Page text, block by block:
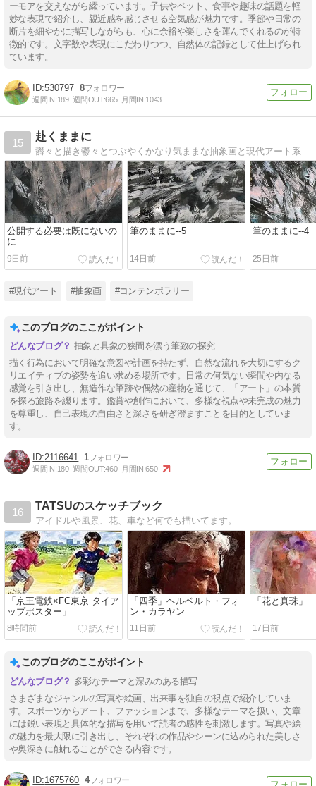
ーモアを交えながら綴っています。子供やペット、食事や趣味の話題を軽
妙な表現で紹介し、親近感を感じさせる空気感が魅力です。季節や日常の
断片を細やかに描写しながらも、心に余裕や楽しさを運んでくれるのが特
徴的です。文字数や表現にこだわりつつ、自然体の記録として仕上げられ
ています。
530797 8
週間IN:189 週間OUT:665 月間IN:1043
15
赴くままに
公開する必要は既にないの
に
9日前
筆のままに--5
14日前
筆のままに--4
25日前
#現代アート #抽象画 #コンテンポラリー
このブログのここがポイント
抽象と具象の狭間を漂う筆致の探究
描く行為において明確な意図や計画を持たず、自然な流れを大切にするク
リエイティブの姿勢を追い求める場所です。日常の何気ない瞬間や内なる
感覚を引き出し、無造作な筆跡や偶然の産物を通じて、「アート」の本質
を探る旅路を綴ります。鑑賞や創作において、多様な視点や未完成の魅力
を尊重し、自己表現の自由さと深さを研ぎ澄ますことを目的としていま
す。
2116641 1
週間IN:180 週間OUT:460 月間IN:650
16
TATSUのスケッチブック
アイドルや風景、花、車など何でも描いてます。
「京王電鉄×FC東京 タイア
ップポスター」
8時間前
「四季」ヘルベルト・フォ
ン・カラヤン
11日前
「花と真珠」
17日前
このブログのここがポイント
多彩なテーマと深みのある描写
さまざまなジャンルの写真や絵画、出来事を独自の視点で紹介していま
す。スポーツからアート、ファッションまで、多様なテーマを扱い、文章
には鋭い表現と具体的な描写を用いて読者の感性を刺激します。写真や絵
の魅力を最大限に引き出し、それぞれの作品やシーンに込められた美しさ
や奥深さに触れることができる内容です。
1675760 4